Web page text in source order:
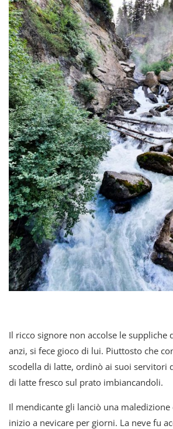
Il ricco signore non accolse le suppliche
anzi, si fece gioco di lui. Piuttosto che
scodella di latte, ordinò ai suoi servitori
di latte fresco sul prato imbiancandoli.
Il mendicante gli lanciò una
inizio a nevicare per giorni. La neve fu